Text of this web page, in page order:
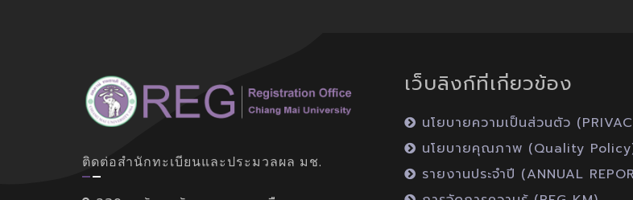
ติดต่อสำนักทะเบียนและประมวลผล มช.
เว็บลิงก์ที่เกี่ยวข้อง
นโยบายความเป็นส่วนตัว
นโยบายคุณภาพ (Quality
รายงานประจำปี (ANNUAL